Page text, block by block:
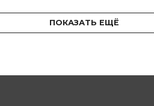
ПОКАЗАТЬ ЕЩЁ